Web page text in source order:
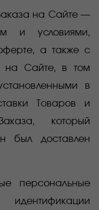
на Сайте —
и условиями,
а также с
на Сайте, в том
в
Товаров и
который
был доставлен
персональные